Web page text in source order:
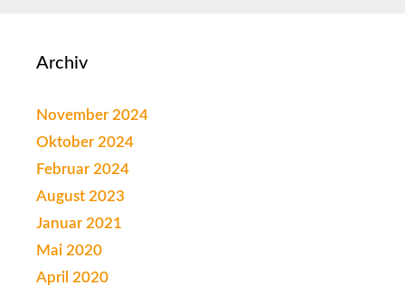
Archiv
November 2024
Oktober 2024
Februar 2024
August 2023
Januar 2021
Mai 2020
April 2020